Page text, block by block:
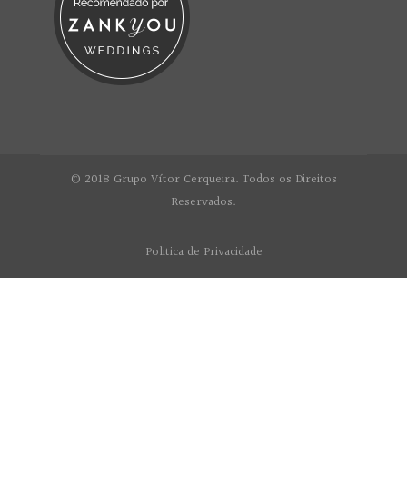
© 2018 Grupo Vítor Cerqueira. Todos os Direitos
Reservados.
Politica de Privacidade